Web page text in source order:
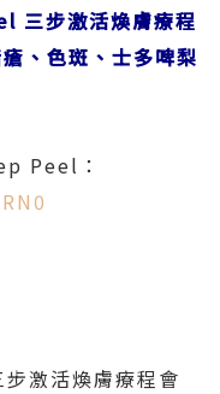
三步激活煥膚療程
、色斑、士多啤梨
Peel：
激活煥膚療程會